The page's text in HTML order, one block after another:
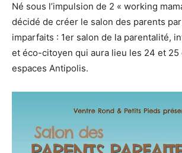
Né sous l’impulsion de 2 « working
décidé de créer le salon des parents
imparfaits : 1er salon de la parentalité,
et éco-citoyen qui aura lieu les 24 et 25
espaces Antipolis.